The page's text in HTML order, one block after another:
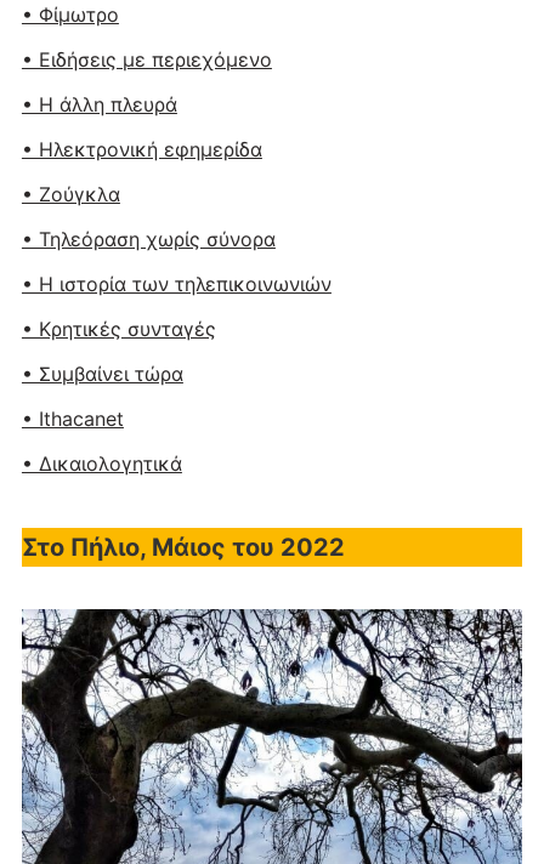
• Φίμωτρο
• Ειδήσεις με περιεχόμενο
• Η άλλη πλευρά
• Ηλεκτρονική εφημερίδα
• Ζούγκλα
• Τηλεόραση χωρίς σύνορα
• Η ιστορία των τηλεπικοινωνιών
• Κρητικές συνταγές
• Συμβαίνει τώρα
• Ithacanet
• Δικαιολογητικά
Στο Πήλιο, Μάιος του 2022